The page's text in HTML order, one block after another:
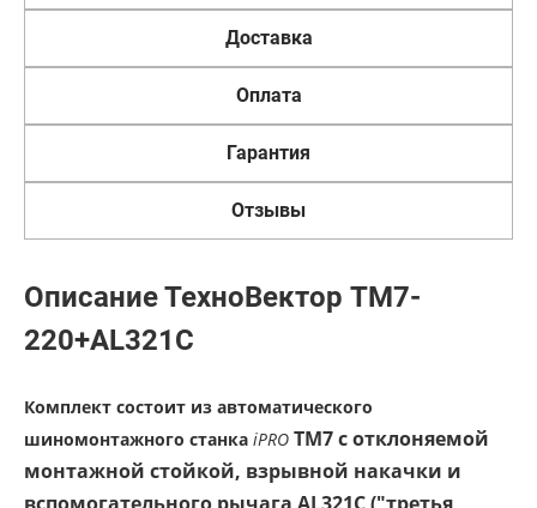
Доставка
Оплата
Гарантия
Отзывы
Описание ТехноВектор TM7-
220+AL321C
Комплект состоит из автоматического
шиномонтажного станка iPRO TM7 с отклоняемой
монтажной стойкой, взрывной накачки и